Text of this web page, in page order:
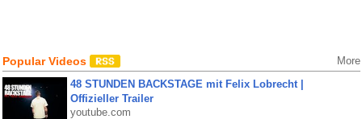
Popular Videos More
48 STUNDEN BACKSTAGE mit Felix Lobrecht |
Offizieller Trailer
youtube.com